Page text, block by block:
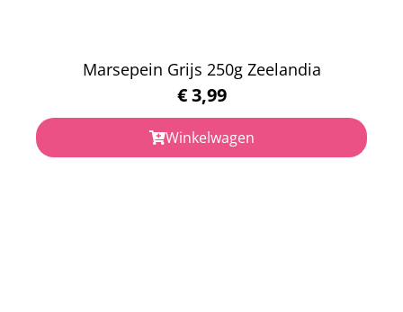
Marsepein Grijs 250g Zeelandia
€3,99
Winkelwagen